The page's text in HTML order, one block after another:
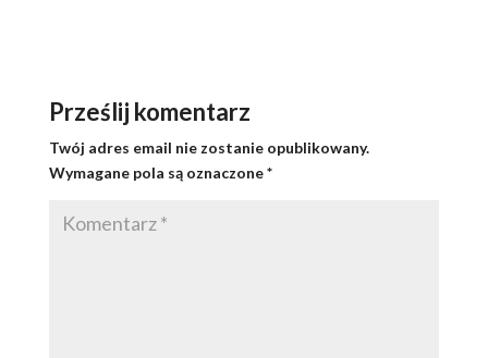
Prześlij komentarz
Twój adres email nie zostanie opublikowany.
Wymagane pola są oznaczone*